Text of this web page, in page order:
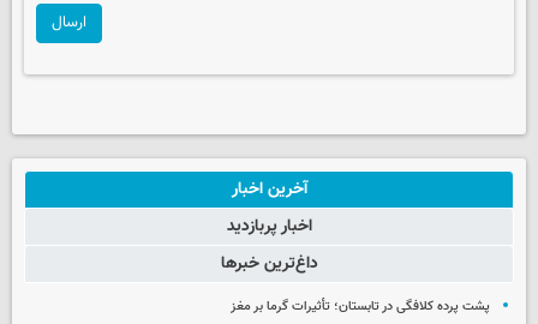
ارسال
آخرین اخبار
اخبار پربازدید
داغ‌ترین خبرها
پشت پرده کلافگی در تابستان؛ تأثیرات گرما بر مغز